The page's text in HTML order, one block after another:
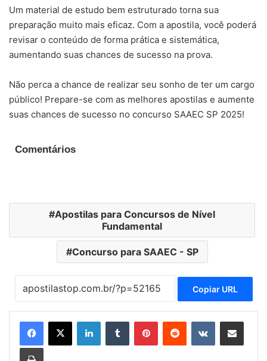
Um material de estudo bem estruturado torna sua
preparação muito mais eficaz. Com a apostila, você poderá
revisar o conteúdo de forma prática e sistemática,
aumentando suas chances de sucesso na prova.
Não perca a chance de realizar seu sonho de ter um cargo
público! Prepare-se com as melhores apostilas e aumente
suas chances de sucesso no concurso SAAEC SP 2025!
Comentários
Apostilas para Concursos de Nível
Fundamental
Concurso para SAAEC - SP
Copiar URL
LinkedinTumblr PinterestReddit VK Compartilhar via e-mail
Imprimir